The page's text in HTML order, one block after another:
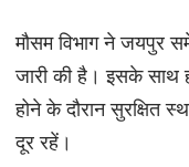
मौसम विभाग ने जयपुर
जारी की है। इसके साथ
होने के दौरान सुरक्षित
दूर रहें।